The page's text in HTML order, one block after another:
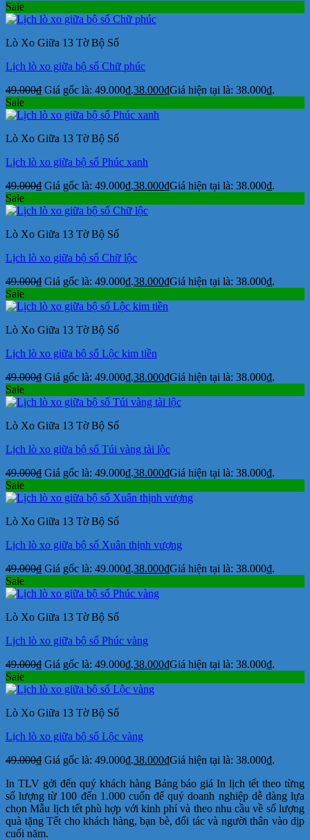
Sale
Lò Xo Giữa 13 Tờ Bộ Số
Lịch lò xo giữa bộ số Chữ phúc
49.000₫ Giá gốc là: 49.000₫.38.000₫Giá hiện tại là: 38.000₫.
Sale
Lò Xo Giữa 13 Tờ Bộ Số
Lịch lò xo giữa bộ số Phúc xanh
49.000₫ Giá gốc là: 49.000₫.38.000₫Giá hiện tại là: 38.000₫.
Sale
Lò Xo Giữa 13 Tờ Bộ Số
Lịch lò xo giữa bộ số Chữ lộc
49.000₫ Giá gốc là: 49.000₫.38.000₫Giá hiện tại là: 38.000₫.
Sale
Lò Xo Giữa 13 Tờ Bộ Số
Lịch lò xo giữa bộ số Lộc kim tiền
49.000₫ Giá gốc là: 49.000₫.38.000₫Giá hiện tại là: 38.000₫.
Sale
Lò Xo Giữa 13 Tờ Bộ Số
Lịch lò xo giữa bộ số Túi vàng tài lộc
49.000₫ Giá gốc là: 49.000₫.38.000₫Giá hiện tại là: 38.000₫.
Sale
Lò Xo Giữa 13 Tờ Bộ Số
Lịch lò xo giữa bộ số Xuân thịnh vượng
49.000₫ Giá gốc là: 49.000₫.38.000₫Giá hiện tại là: 38.000₫.
Sale
Lò Xo Giữa 13 Tờ Bộ Số
Lịch lò xo giữa bộ số Phúc vàng
49.000₫ Giá gốc là: 49.000₫.38.000₫Giá hiện tại là: 38.000₫.
Sale
Lò Xo Giữa 13 Tờ Bộ Số
Lịch lò xo giữa bộ số Lộc vàng
49.000₫ Giá gốc là: 49.000₫.38.000₫Giá hiện tại là: 38.000₫.
In TLV gởi đến quý khách hàng Bảng báo giá In lịch tết theo từng
số lượng từ 100 đến 1.000 cuốn để quý doanh nghiệp dễ dàng lựa
chọn Mẫu lịch tết phù hợp với kinh phí và theo nhu cầu về số lượng
quà tặng Tết cho khách hàng, bạn bè, đối tác và người thân vào dịp
cuối năm.